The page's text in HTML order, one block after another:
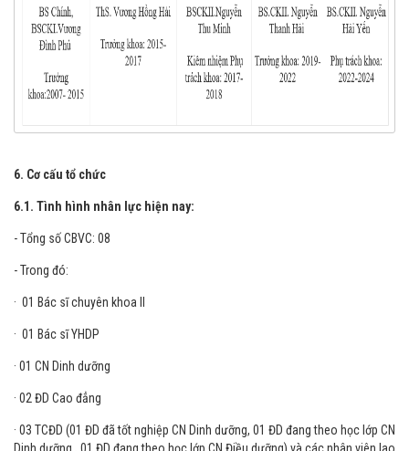
5. Lãnh đạo qua các nhiệm kỳ
6.1. Tình hình nhân lực hiện nay:
- Tổng số CBVC: 08
· 01 CN Dinh dưỡng
· 02 ĐD Cao đẳng